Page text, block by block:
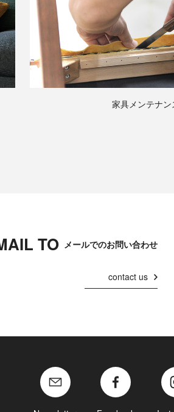
家具メンテナン
TO メールでのお問い合わせ
contact us